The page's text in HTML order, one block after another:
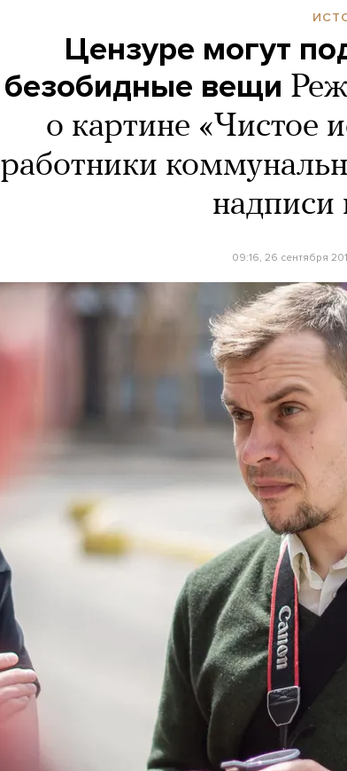
Цензуре могут
безобидные вещи
о картине «Чистое
работники
надписи
09:16, 26 сентября